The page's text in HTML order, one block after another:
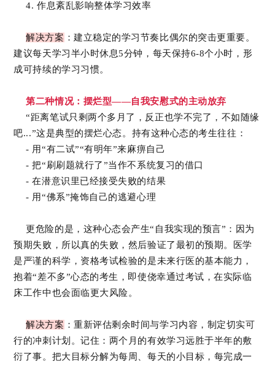
4. 作息紊乱影响整体学习效率
解决方案 ：建立稳定的学习节奏比偶尔的突击更重要。
建议每天学习半小时休息5分钟，每天保持6-8个小时，形
成可持续的学习习惯。
第二种情况：摆烂型——自我安慰式的主动放弃
“距离笔试只剩两个多月了，反正也学不完了，不如随缘
吧...”这是典型的摆烂心态。持有这种心态的考生往往：
- 用“有二试”“有明年”来麻痹自己
- 把“刷刷题就行了”当作不系统复习的借口
- 在潜意识里已经接受失败的结果
- 用“佛系”掩饰自己的逃避心理
更危险的是，这种心态会产生“自我实现的预言”：因为
预期失败，所以真的失败，然后验证了最初的预期。医学
是严谨的科学，资格考试检验的是未来行医的基本能力，
抱着“差不多”心态的考生，即使侥幸通过考试，在实际临
床工作中也会面临更大风险。
解决方案 ：重新评估剩余时间与学习内容，制定切实可
行的冲刺计划。记住：两个月的有效学习远胜于半年的敷
衍了事。把大目标分解为每周、每天的小目标，每完成一